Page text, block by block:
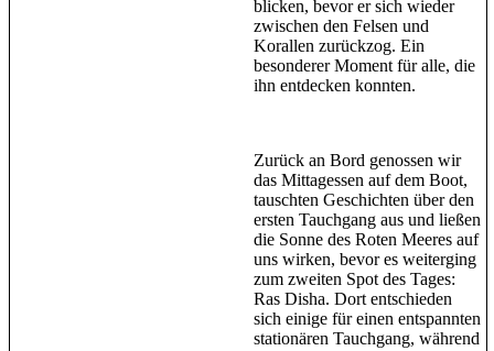
blicken, bevor er sich wieder
zwischen den Felsen und
Korallen zurückzog. Ein
besonderer Moment für alle, die
ihn entdecken konnten.
Zurück an Bord genossen wir
das Mittagessen auf dem Boot,
tauschten Geschichten über den
ersten Tauchgang aus und ließen
die Sonne des Roten Meeres auf
uns wirken, bevor es weiterging
zum zweiten Spot des Tages:
Ras Disha. Dort entschieden
sich einige für einen entspannten
stationären Tauchgang, während